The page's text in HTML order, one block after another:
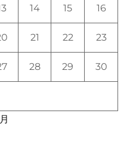
14 15 16
21 22 23
28 29 30